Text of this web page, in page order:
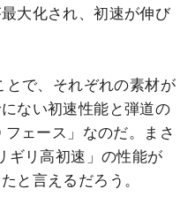
大化され、初速が伸び
とで、それぞれの素材が
ない初速性能と弾道の
ェース」なのだ。まさ
ギリ高初速」の性能が
と言えるだろう。